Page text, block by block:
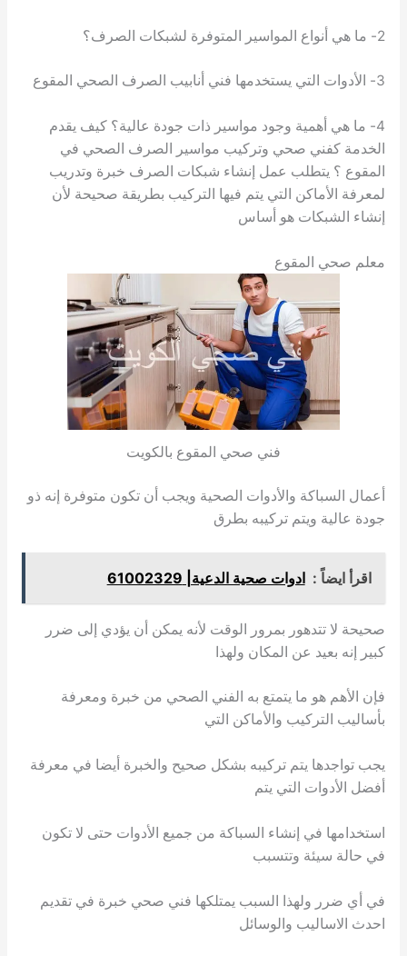
2- ما هي أنواع المواسير المتوفرة لشبكات الصرف؟
3- الأدوات التي يستخدمها فني أنابيب الصرف الصحي المقوع
4- ما هي أهمية وجود مواسير ذات جودة عالية؟ كيف يقدم
الخدمة كفني صحي وتركيب مواسير الصرف الصحي في
المقوع ؟ يتطلب عمل إنشاء شبكات الصرف خبرة وتدريب
لمعرفة الأماكن التي يتم فيها التركيب بطريقة صحيحة لأن
إنشاء الشبكات هو أساس
معلم صحي المقوع
فني صحي المقوع بالكويت
أعمال السباكة والأدوات الصحية ويجب أن تكون متوفرة إنه ذو
جودة عالية ويتم تركيبه بطرق
اقرأ ايضاً : ادوات صحية الدعية| 61002329
صحيحة لا تتدهور بمرور الوقت لأنه يمكن أن يؤدي إلى ضرر
كبير إنه بعيد عن المكان ولهذا
فإن الأهم هو ما يتمتع به الفني الصحي من خبرة ومعرفة
بأساليب التركيب والأماكن التي
يجب تواجدها يتم تركيبه بشكل صحيح والخبرة أيضا في معرفة
أفضل الأدوات التي يتم
استخدامها في إنشاء السباكة من جميع الأدوات حتى لا تكون
في حالة سيئة وتتسبب
في أي ضرر ولهذا السبب يمتلكها فني صحي خبرة في تقديم
احدث الاساليب والوسائل